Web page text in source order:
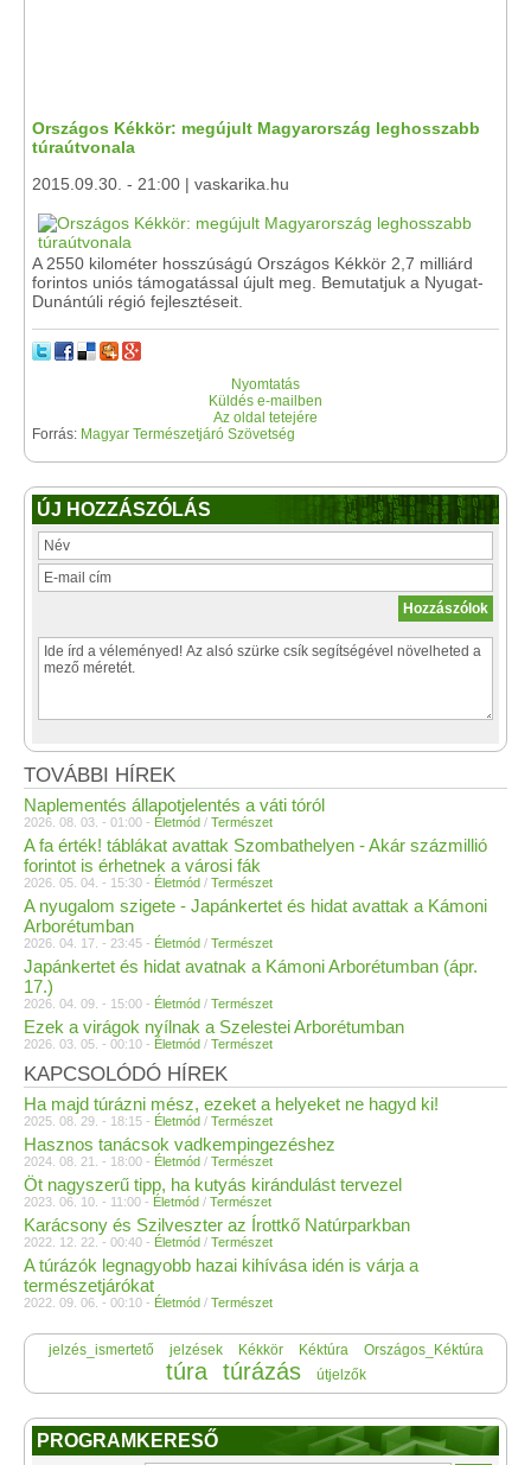
Országos Kékkör: megújult Magyarország leghosszabb
túraútvonala
2015.09.30. - 21:00 | vaskarika.hu
A 2550 kilométer hosszúságú Országos Kékkör 2,7 milliárd
forintos uniós támogatással újult meg. Bemutatjuk a Nyugat-
Dunántúli régió fejlesztéseit.
Nyomtatás
Küldés e-mailben
Az oldal tetejére
Forrás: Magyar Természetjáró Szövetség
ÚJ HOZZÁSZÓLÁS
TOVÁBBI HÍREK
Naplementés állapotjelentés a váti tóról
2026. 08. 03. - 01:00 - Életmód / Természet
A fa érték! táblákat avattak Szombathelyen - Akár százmillió
forintot is érhetnek a városi fák
2026. 05. 04. - 15:30 - Életmód / Természet
A nyugalom szigete - Japánkertet és hidat avattak a Kámoni
Arborétumban
2026. 04. 17. - 23:45 - Életmód / Természet
Japánkertet és hidat avatnak a Kámoni Arborétumban (ápr.
17.)
2026. 04. 09. - 15:00 - Életmód / Természet
Ezek a virágok nyílnak a Szelestei Arborétumban
2026. 03. 05. - 00:10 - Életmód / Természet
KAPCSOLÓDÓ HÍREK
Ha majd túrázni mész, ezeket a helyeket ne hagyd ki!
2025. 08. 29. - 18:15 - Életmód / Természet
Hasznos tanácsok vadkempingezéshez
2024. 08. 21. - 18:00 - Életmód / Természet
Öt nagyszerű tipp, ha kutyás kirándulást tervezel
2023. 06. 10. - 11:00 - Életmód / Természet
Karácsony és Szilveszter az Írottkő Natúrparkban
2022. 12. 22. - 00:40 - Életmód / Természet
A túrázók legnagyobb hazai kihívása idén is várja a
természetjárókat
2022. 09. 06. - 00:10 - Életmód / Természet
jelzés_ismertető jelzések Kékkör Kéktúra Országos_Kéktúra
túra túrázás útjelzők
PROGRAMKERESŐ